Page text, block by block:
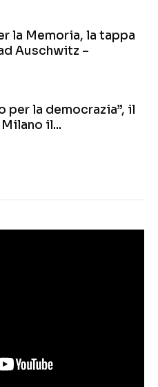
la Memoria, la tappa
Auschwitz –
per la democrazia”, il
il...